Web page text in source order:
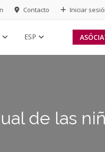
Contacto Iniciar
ESP
de las